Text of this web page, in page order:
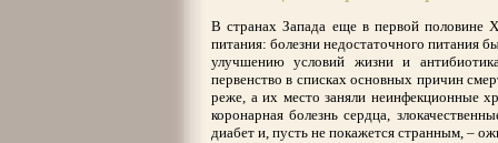
В странах Запада еще в первой
питания: болезни недостаточного питания
улучшению условий жизни и
первенство в списках основных причин
реже, а их место заняли неинфекционные
коронарная болезнь сердца,
диабет и, пусть не покажется странным, –